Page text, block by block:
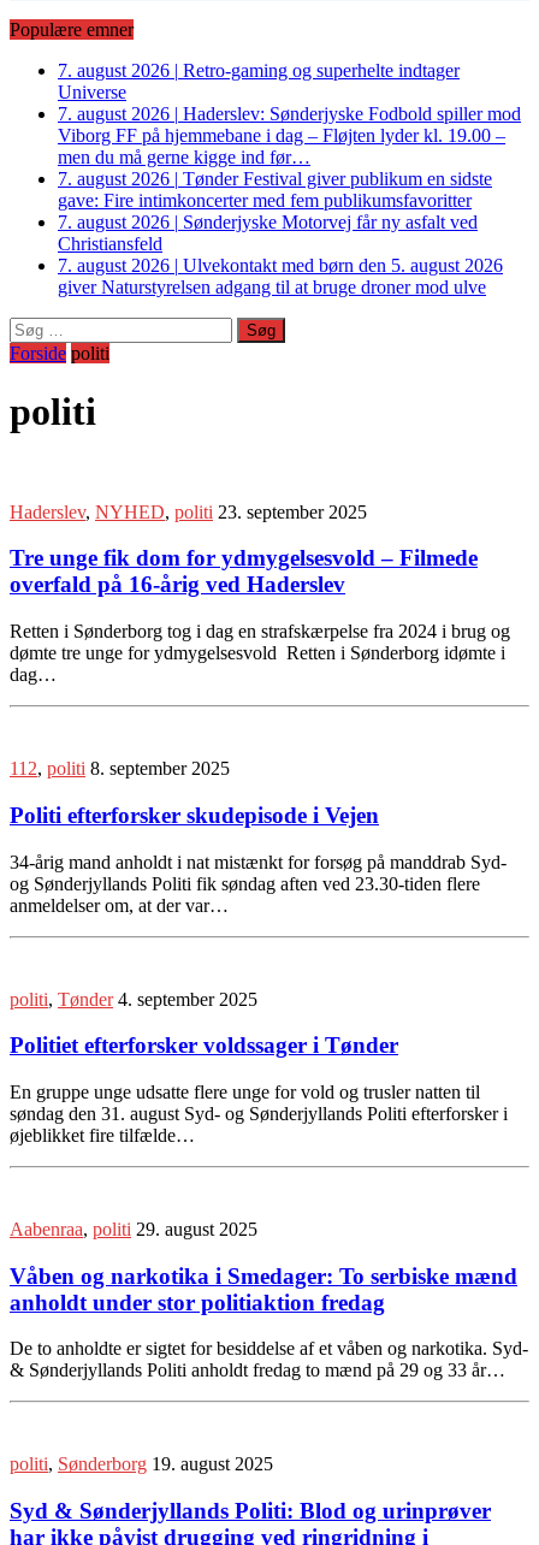
Populære emner
7. august 2026 | Retro-gaming og superhelte indtager
Universe
7. august 2026 | Haderslev: Sønderjyske Fodbold spiller mod
Viborg FF på hjemmebane i dag – Fløjten lyder kl. 19.00 –
men du må gerne kigge ind før…
7. august 2026 | Tønder Festival giver publikum en sidste
gave: Fire intimkoncerter med fem publikumsfavoritter
7. august 2026 | Sønderjyske Motorvej får ny asfalt ved
Christiansfeld
7. august 2026 | Ulvekontakt med børn den 5. august 2026
giver Naturstyrelsen adgang til at bruge droner mod ulve
Søg
efter:
Forside politi
politi
Haderslev, NYHED, politi 23. september 2025
Tre unge fik dom for ydmygelsesvold – Filmede
overfald på 16-årig ved Haderslev
Retten i Sønderborg tog i dag en strafskærpelse fra 2024 i brug og
dømte tre unge for ydmygelsesvold ​ Retten i Sønderborg idømte i
dag…
112, politi 8. september 2025
Politi efterforsker skudepisode i Vejen
34-årig mand anholdt i nat mistænkt for forsøg på manddrab Syd-
og Sønderjyllands Politi fik søndag aften ved 23.30-tiden flere
anmeldelser om, at der var…
politi, Tønder 4. september 2025
Politiet efterforsker voldssager i Tønder
En gruppe unge udsatte flere unge for vold og trusler natten til
søndag den 31. august Syd- og Sønderjyllands Politi efterforsker i
øjeblikket fire tilfælde…
Aabenraa, politi 29. august 2025
Våben og narkotika i Smedager: To serbiske mænd
anholdt under stor politiaktion fredag
De to anholdte er sigtet for besiddelse af et våben og narkotika. Syd-
& Sønderjyllands Politi anholdt fredag to mænd på 29 og 33 år…
politi, Sønderborg 19. august 2025
Syd & Sønderjyllands Politi: Blod og urinprøver
har ikke påvist drugging ved ringridning i